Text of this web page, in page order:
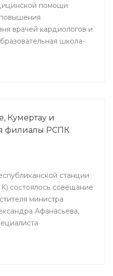
помощи
врачей кардиологов и
школа-
Кумертау и
филиалы РСПК
станции
состоялось совещание
министра
Афанасьева,
врачей и